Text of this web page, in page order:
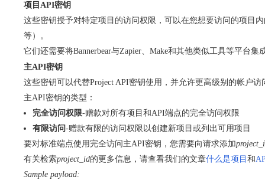
项目API密钥
这些密钥授予对特定项目的访问权限，可以在您想要访问的项目内
等）。
它们还需要将Bannerbear与Zapier、Make和其他类似工具等平台集
主API密钥
这些密钥可以代替Project API密钥使用，并允许更高级别的帐户
主API密钥的类型：
完全访问权限-赠款对所有项目和API端点的完全访问权限
有限访问-赠款有限的访问权限以创建新项目或列出可用项目
要对标准端点使用完全访问主API密钥，您需要向请求添加
有关检索project_id的更多信息，请查看我们的文章什么是项目 和
Sample payload: